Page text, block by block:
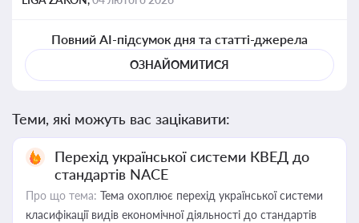
Повний AI-підсумок дня та статті-джерела
ОЗНАЙОМИТИСЯ
Теми, які можуть вас зацікавити:
Перехід української системи КВЕД до
стандартів NACE
Про що тема: Тема охоплює перехід української системи
класифікації видів економічної діяльності до стандартів